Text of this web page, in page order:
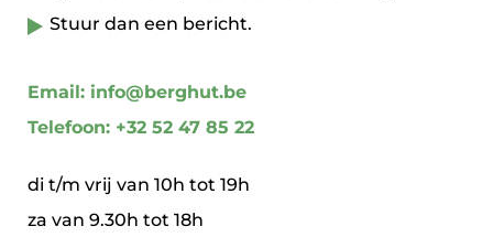
Stuur dan een bericht.
Email: info@berghut.be
Telefoon: +32 52 47 85 22
di t/m vrij van 10h tot 19h
za van 9.30h tot 18h